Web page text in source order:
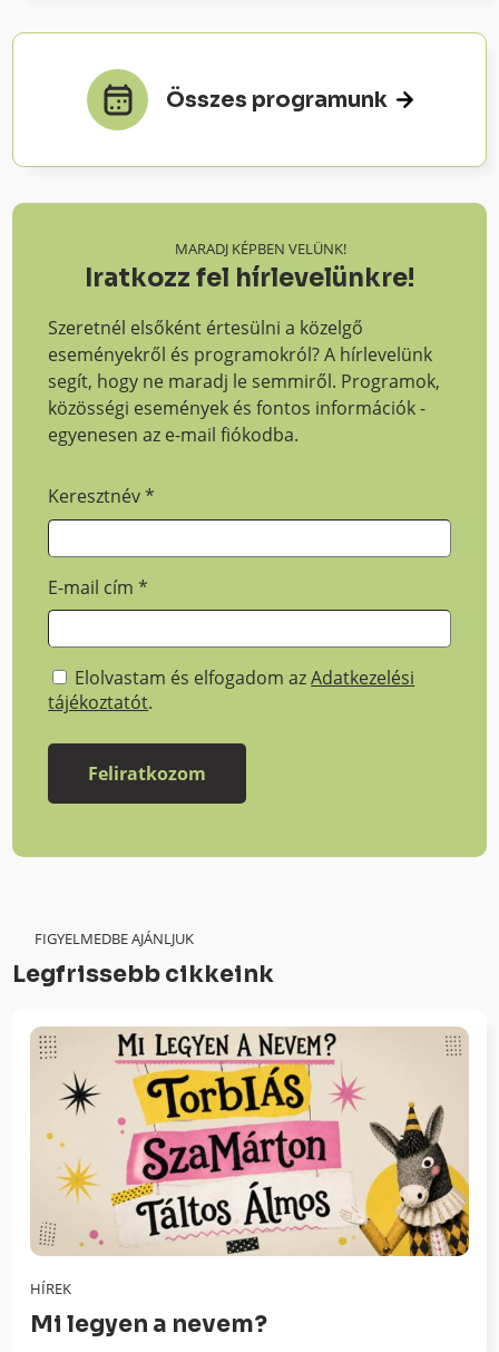
Összes programunk
MARADJ KÉPBEN VELÜNK!
Iratkozz fel hírlevelünkre!
Szeretnél elsőként értesülni a közelgő
eseményekről és programokról? A hírlevelünk
segít, hogy ne maradj le semmiről. Programok,
közösségi események és fontos információk -
egyenesen az e-mail fiókodba.
Keresztnév*
E-mail cím*
Elolvastam és elfogadom azAdatkezelési
tájékoztatót.
FIGYELMEDBE AJÁNLJUK
Legfrissebb cikkeink
HÍREK
Mi legyen a nevem?